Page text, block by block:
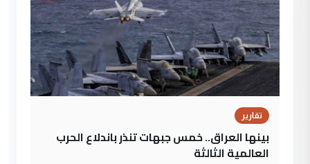
تقارير
بينها العراق.. خمس جبهات تنذر باندلاع الحرب
العالمية الثالثة